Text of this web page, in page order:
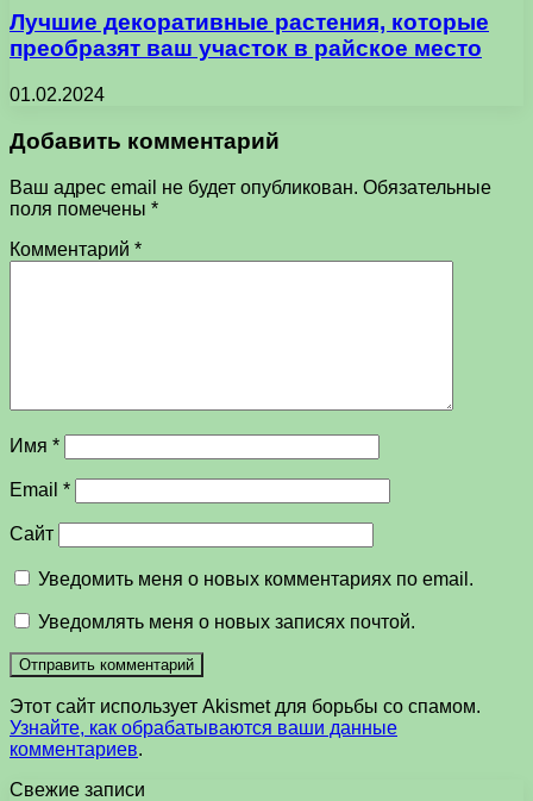
Лучшие декоративные растения, которые
преобразят ваш участок в райское место
01.02.2024
Добавить комментарий
Ваш адрес email не будет опубликован. Обязательные
поля помечены *
Комментарий *
Имя *
Email *
Сайт
Уведомить меня о новых комментариях по email.
Уведомлять меня о новых записях почтой.
Этот сайт использует Akismet для борьбы со спамом.
Узнайте, как обрабатываются ваши данные
комментариев.
Свежие записи